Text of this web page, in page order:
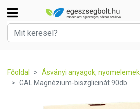
Főoldal Ásványi anyagok, nyomelemek
GAL Magnézium-biszglicinát 90db